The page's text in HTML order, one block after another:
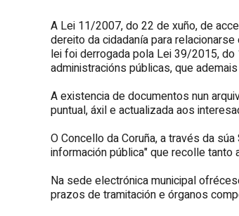
A Lei 11/2007, do 22 de xuño, de
dereito da cidadanía para
lei foi derrogada pola Lei 39/2015,
administracións públicas, que
A existencia de documentos nun
puntual, áxil e actualizada aos
O Concello da Coruña, a través da
información pública" que recolle tanto
Na sede electrónica municipal
prazos de tramitación e órganos